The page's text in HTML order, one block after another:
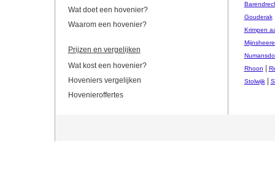
Wat doet een hovenier?
Waarom een hovenier?
Prijzen en vergelijken
Wat kost een hovenier?
Hoveniers vergelijken
Hovenieroffertes
Gouderak
Krimpen
Rhoon
Stolwijk|